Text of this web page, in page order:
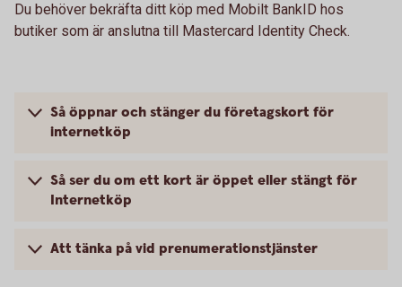
Du behöver bekräfta ditt köp med Mobilt BankID hos
butiker som är anslutna till Mastercard Identity Check.
Så öppnar och stänger du företagskort för
internetköp
Så ser du om ett kort är öppet eller stängt för
Internetköp
Att tänka på vid prenumerationstjänster